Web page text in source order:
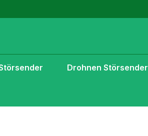
Drohnen Störsender